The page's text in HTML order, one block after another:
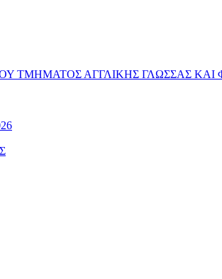
ΤΜΗΜΑΤΟΣ ΑΓΓΛΙΚΗΣ ΓΛΩΣΣΑΣ ΚΑΙ